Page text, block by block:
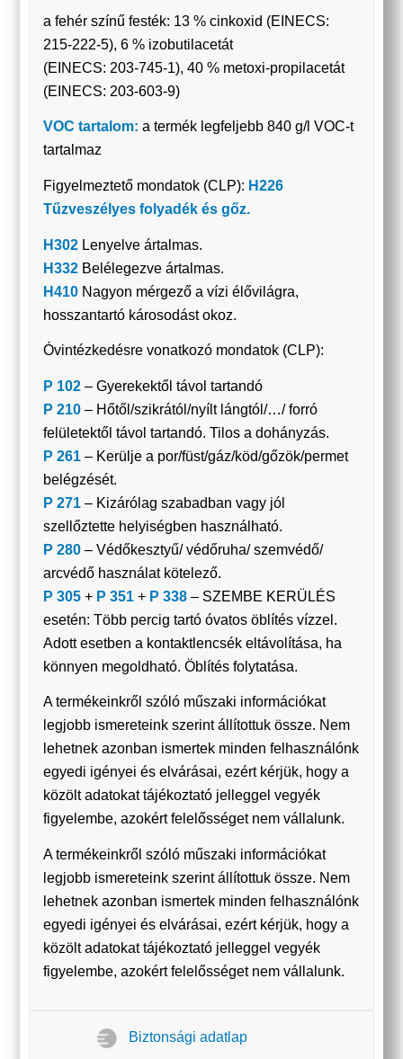
a fehér színű festék: 13 % cinkoxid (EINECS:
215-222-5), 6 % izobutilacetát
(EINECS: 203-745-1), 40 % metoxi-propilacetát
(EINECS: 203-603-9)
VOC tartalom: a termék legfeljebb 840 g/l VOC-t
tartalmaz
Figyelmeztető mondatok (CLP): H226
Tűzveszélyes folyadék és gőz.
H302 Lenyelve ártalmas.
H332 Belélegezve ártalmas.
H410 Nagyon mérgező a vízi élővilágra,
hosszantartó károsodást okoz.
Óvintézkedésre vonatkozó mondatok (CLP):
P 102 – Gyerekektől távol tartandó
P 210 – Hőtől/szikrától/nyílt lángtól/…/ forró
felületektől távol tartandó. Tilos a dohányzás.
P 261 – Kerülje a por/füst/gáz/köd/gőzök/permet
belégzését.
P 271 – Kizárólag szabadban vagy jól
szellőztette helyiségben használható.
P 280 – Védőkesztyű/ védőruha/ szemvédő/
arcvédő használat kötelező.
P 305 + P 351 + P 338 – SZEMBE KERÜLÉS
esetén: Több percig tartó óvatos öblítés vízzel.
Adott esetben a kontaktlencsék eltávolítása, ha
könnyen megoldható. Öblítés folytatása.
A termékeinkről szóló műszaki információkat
legjobb ismereteink szerint állítottuk össze. Nem
lehetnek azonban ismertek minden felhasználónk
egyedi igényei és elvárásai, ezért kérjük, hogy a
közölt adatokat tájékoztató jelleggel vegyék
figyelembe, azokért felelősséget nem vállalunk.
A termékeinkről szóló műszaki információkat
legjobb ismereteink szerint állítottuk össze. Nem
lehetnek azonban ismertek minden felhasználónk
egyedi igényei és elvárásai, ezért kérjük, hogy a
közölt adatokat tájékoztató jelleggel vegyék
figyelembe, azokért felelősséget nem vállalunk.
Biztonsági adatlap